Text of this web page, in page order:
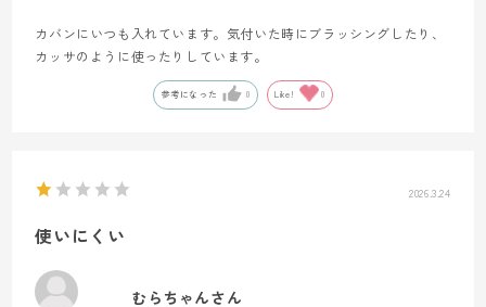
カバンにいつも入れています。気付いた時にブラッシングしたり、
カッサのように使ったりしています。
参考になった 0 Like! 0
2026.3.24
使いにくい
むらちゃんさん